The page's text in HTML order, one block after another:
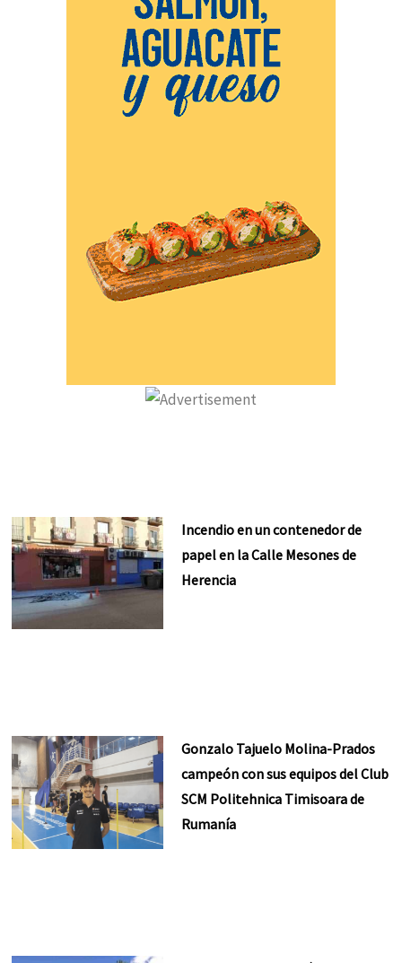
Incendio en un contenedor de
papel en la Calle Mesones de
Herencia
Gonzalo Tajuelo Molina-Prados
campeón con sus equipos del Club
SCM Politehnica Timisoara de
Rumanía